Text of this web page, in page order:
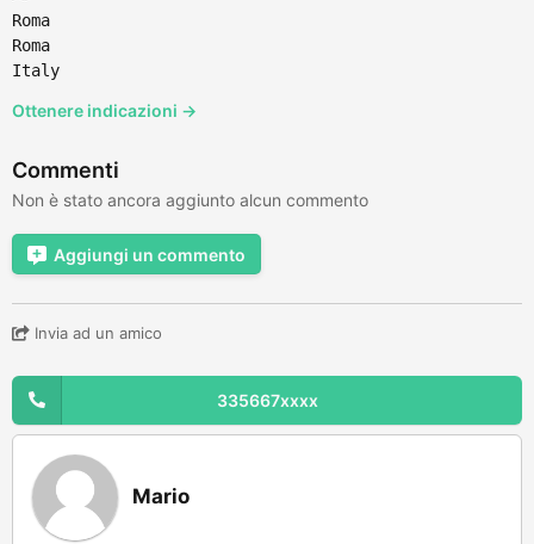
Roma
Roma
Italy
Ottenere indicazioni →
Commenti
Non è stato ancora aggiunto alcun commento
Aggiungi un commento
Invia ad un amico
335667xxxx
Mario